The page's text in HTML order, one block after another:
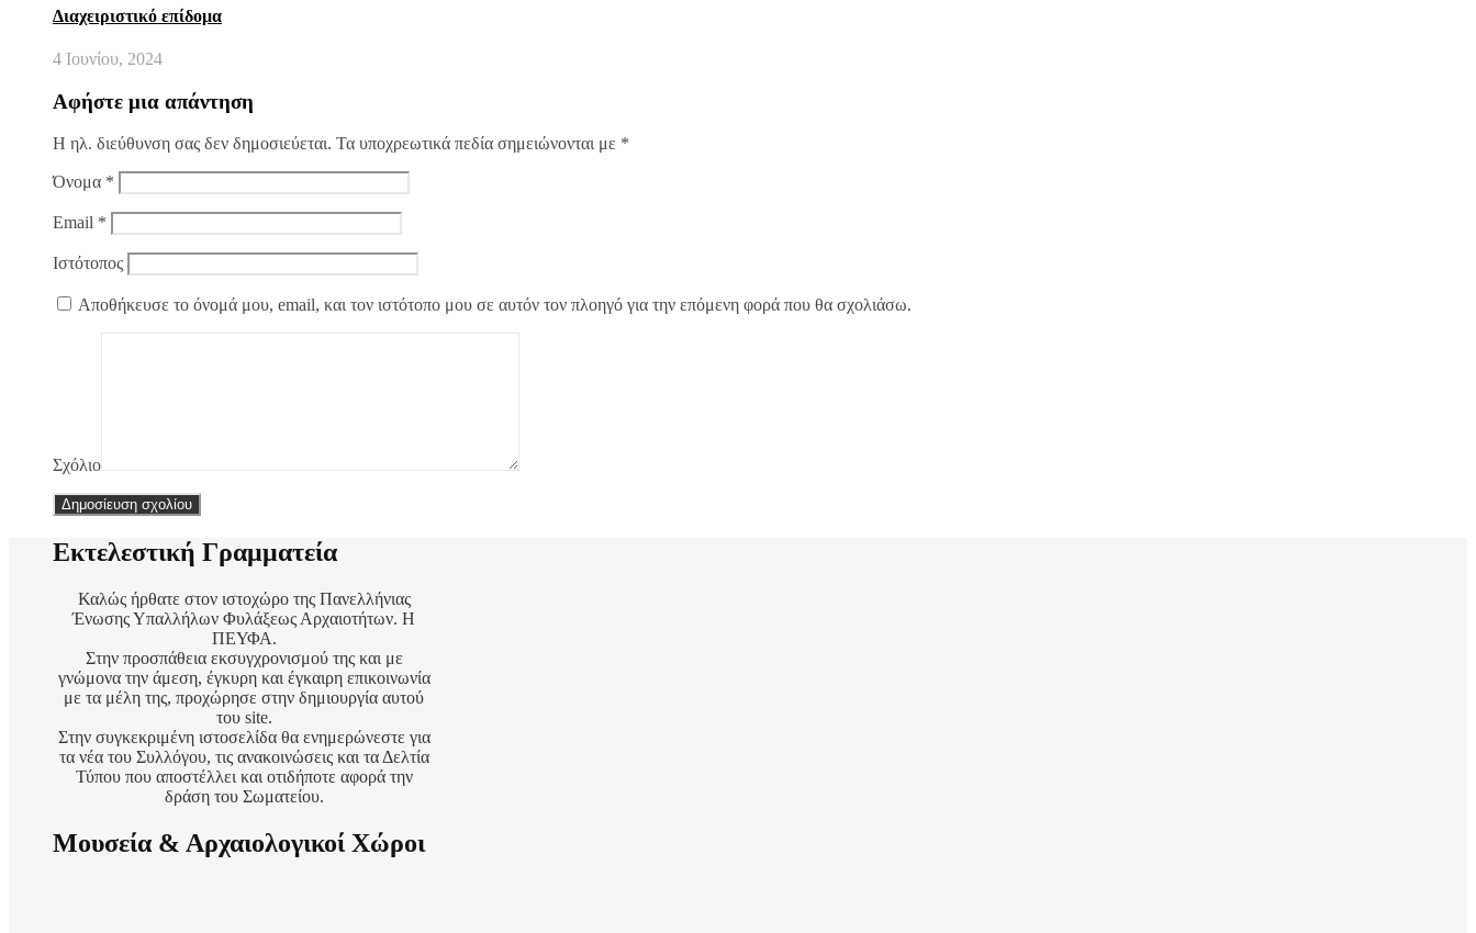
Διαχειριστικό επίδομα
4 Ιουνίου, 2024
Αφήστε μια απάντηση
Η ηλ. διεύθυνση σας δεν δημοσιεύεται. Τα υποχρεωτικά πεδία σημειώνονται με *
Όνομα *
Email *
Ιστότοπος
Αποθήκευσε το όνομά μου, email, και τον ιστότοπο μου σε αυτόν τον πλοηγό για την επόμενη φορά που θα σχολιάσω.
Σχόλιο
Εκτελεστική Γραμματεία
Καλώς ήρθατε στον ιστοχώρο της Πανελλήνιας
Ένωσης Υπαλλήλων Φυλάξεως Αρχαιοτήτων. Η
ΠΕΥΦΑ.
Στην προσπάθεια εκσυγχρονισμού της και με
γνώμονα την άμεση, έγκυρη και έγκαιρη επικοινωνία
με τα μέλη της, προχώρησε στην δημιουργία αυτού
του site.
Στην συγκεκριμένη ιστοσελίδα θα ενημερώνεστε για
τα νέα του Συλλόγου, τις ανακοινώσεις και τα Δελτία
Τύπου που αποστέλλει και οτιδήποτε αφορά την
δράση του Σωματείου.
Μουσεία & Αρχαιολογικοί Χώροι